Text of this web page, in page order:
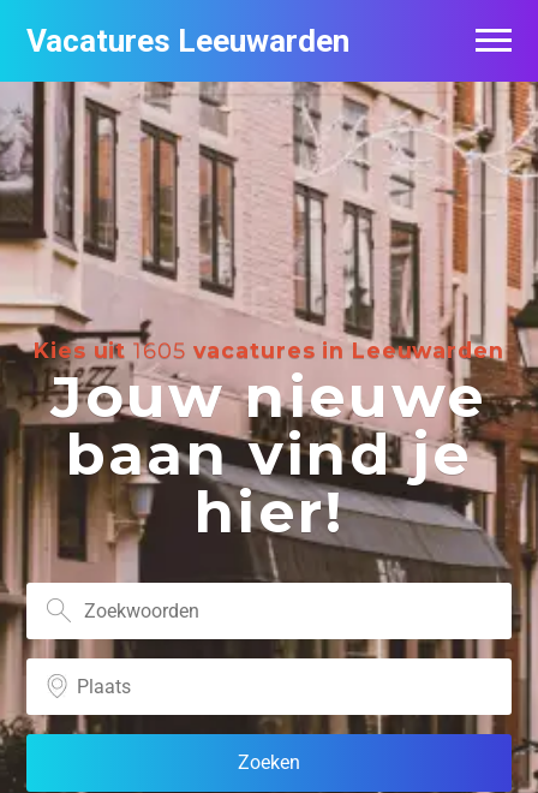
Vacatures Leeuwarden
Kies uit1605 vacatures in Leeuwarden
Jouw nieuwe
baan vind je
hier!
Vacatures per bedrijf
De populairste vacatures in Leeuwarden
Nieuwsbrief feed